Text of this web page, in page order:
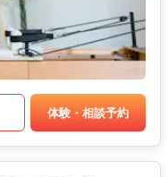
体験・相談予約